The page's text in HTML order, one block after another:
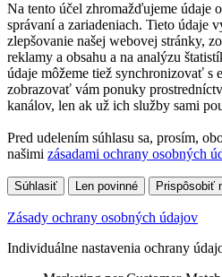
Na tento účel zhromažďujeme údaje
správaní a zariadeniach. Tieto údaje
zlepšovanie našej webovej stránky,
reklamy a obsahu a na analýzu
údaje môžeme tiež synchronizovať s
zobrazovať vám ponuky
kanálov, len ak už ich služby sami
Pred udelením súhlasu sa, prosím,
našimi zásadami ochrany osobných
Súhlasiť Len povinné Prispôsobiť
Zásady ochrany osobných údajov
Individuálne nastavenia ochrany